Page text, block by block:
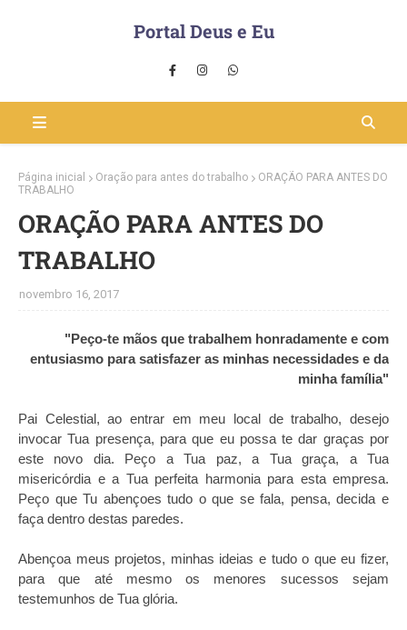
Portal Deus e Eu
Página inicial Oração para antes do trabalho
ORAÇÃO PARA ANTES DO
TRABALHO
ORAÇÃO PARA ANTES DO
TRABALHO
novembro 16, 2017
"Peço-te mãos que trabalhem honradamente e com
entusiasmo para satisfazer as minhas necessidades e da
minha família"
Pai Celestial, ao entrar em meu local de trabalho, desejo
invocar Tua presença, para que eu possa te dar graças por
este novo dia. Peço a Tua paz, a Tua graça, a Tua
misericórdia e a Tua perfeita harmonia para esta empresa.
Peço que Tu abençoes tudo o que se fala, pensa, decida e
faça dentro destas paredes.
Abençoa meus projetos, minhas ideias e tudo o que eu fizer,
para que até mesmo os menores sucessos sejam
testemunhos de Tua glória.